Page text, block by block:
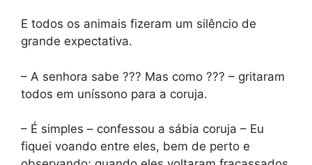
E todos os animais fizeram um silêncio de
grande expectativa.
– A senhora sabe ??? Mas como ??? – gritaram
todos em uníssono para a coruja.
– É simples – confessou a sábia coruja – Eu
fiquei voando entre eles, bem de perto e